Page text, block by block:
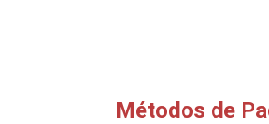
Métodos de